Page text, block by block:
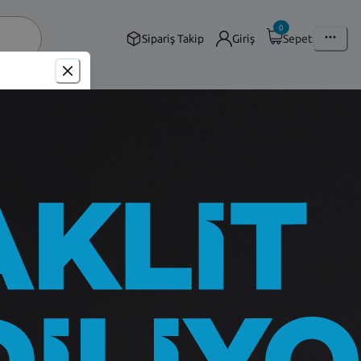
Sipariş Takip Giriş
0
Sepet
Seti Takım - Fiat